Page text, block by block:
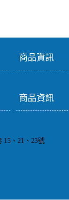
商品資訊
商品資訊
15、21、23號